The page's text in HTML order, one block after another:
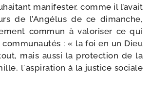
mani­fes­ter, comme il l’avait
de l’Angélus de ce dimanche,
com­mun à valo­ri­ser ce qui
: « la foi en un Dieu
mais aus­si la pro­tec­tion de la
l´aspiration à la jus­tice sociale